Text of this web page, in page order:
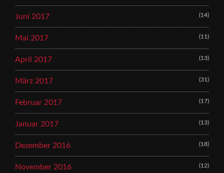
Juni 2017 (14)
Mai 2017 (11)
April 2017 (13)
März 2017 (31)
Februar 2017 (17)
Januar 2017 (13)
Dezember 2016 (18)
November 2016 (12)